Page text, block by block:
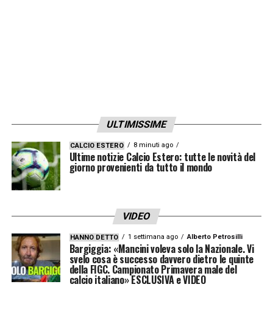
ULTIMISSIME
CALCIO ESTERO 8 minuti ago
Ultime notizie Calcio Estero: tutte le novità del
giorno provenienti da tutto il mondo
VIDEO
HANNO DETTO 1 settimana ago Alberto Petrosilli
Bargiggia: «Mancini voleva solo la Nazionale. Vi
svelo cosa è successo davvero dietro le quinte
della FIGC. Campionato Primavera male del
calcio italiano» ESCLUSIVA e VIDEO